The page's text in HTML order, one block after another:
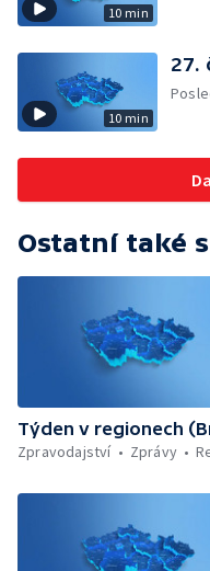
10 min
10 min
27.
Ostatní také
Týden v regionech
Zpravodajství
Zprávy